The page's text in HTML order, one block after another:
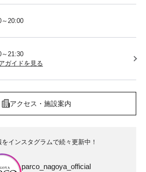
～20:00
～21:30
ガイドを見る
アクセス・施設案内
インスタグラムで続々更新中！
parco_nagoya_official